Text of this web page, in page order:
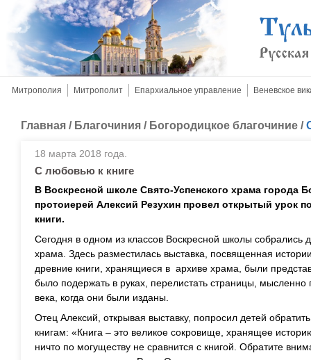
Митрополия Митрополит Епархиальное управление Веневское
Главная / Благочиния / Богородицкое благочиние /
18 марта 2018 года.
С любовью к книге
В Воскресной школе Свято-Успенского храма города
протоиерей Алексий Резухин провел открытый урок
книги.
Сегодня в одном из классов Воскресной школы собрались
храма. Здесь разместилась выставка, посвященная
древние книги, хранящиеся в архиве храма, были
было подержать в руках, перелистать страницы,
века, когда они были изданы.
Отец Алексий, открывая выставку, попросил детей
книгам: «Книга – это великое сокровище, хранящее
ничто по могуществу не сравнится с книгой. Обратите